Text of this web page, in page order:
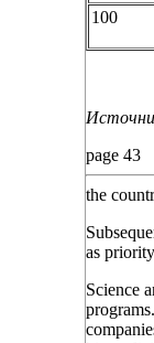
100
page 43
the
as
Science